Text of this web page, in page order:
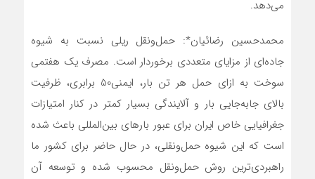
می‌دهد.
محمدحسین رضائیان*: حمل‌ونقل ریلی نسبت به شیوه
جاده‌ای از مزایای متعددی برخوردار است. مصرف یک هفتمی
سوخت به ازای حمل هر تن بار، ایمنی50 برابری، ظرفیت
بالای جابه‌جایی بار و آلایندگی بسیار کمتر در کنار امتیازات
جغرافیایی خاص ایران برای عبور بارهای بین‌المللی باعث شده
است که این شیوه حمل‌ونقلی، در حال حاضر برای کشور ما
راهبردی‌ترین روش حمل‌ونقل محسوب شده و توسعه آن